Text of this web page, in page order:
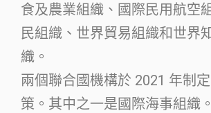
食及農業組織、國際民用航空
民組織、世界貿易組織和世界
織。
兩個聯合國機構於 2021 年制
策。其中之一是國際海事組織